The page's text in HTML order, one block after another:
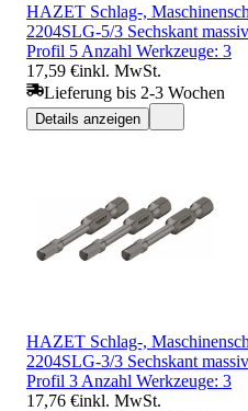
HAZET Schlag-,
2204SLG-5/3 Sechskant
Profil 5 Anzahl Werkzeuge: 3
17,59 €inkl. MwSt.
Lieferung bis 2-3 Wochen
Details anzeigen
HAZET Schlag-,
2204SLG-3/3 Sechskant
Profil 3 Anzahl Werkzeuge: 3
17,76 €inkl. MwSt.